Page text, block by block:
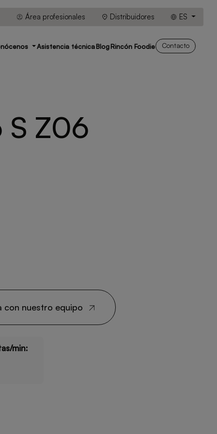
Área profesionales Distribuidores ES
Asistencia técnicaBlogRincón Foodie Contacto
S Z06
con nuestro equipo
min: